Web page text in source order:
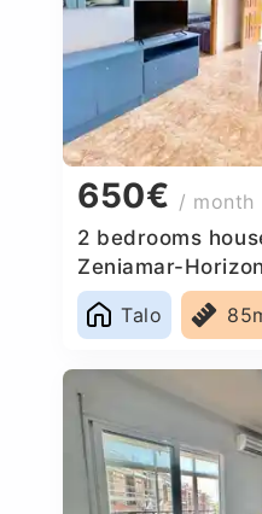
650€ / month
2 bedrooms
Zeniamar-
Spain
Talo